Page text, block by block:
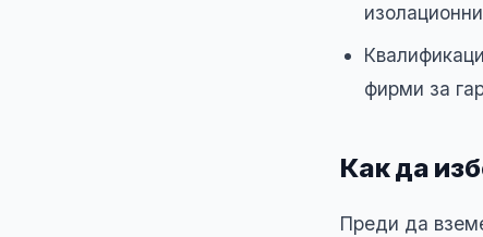
фирми за
Как да
Преди да